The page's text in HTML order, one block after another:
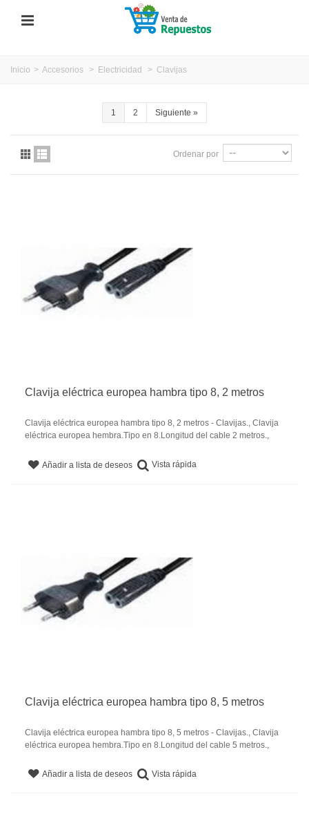
Inicio > Accesorios > Electricidad > Clavijas
1 2 Siguiente »
Ordenar por
Clavija eléctrica europea hambra tipo 8, 2 metros
Clavija eléctrica europea hambra tipo 8, 2 metros - Clavijas., Clavija
eléctrica europea hembra.Tipo en 8.Longitud del cable 2 metros.,
Añadir a lista de deseos Vista rápida
Clavija eléctrica europea hambra tipo 8, 5 metros
Clavija eléctrica europea hambra tipo 8, 5 metros - Clavijas., Clavija
eléctrica europea hembra.Tipo en 8.Longitud del cable 5 metros.,
Añadir a lista de deseos Vista rápida